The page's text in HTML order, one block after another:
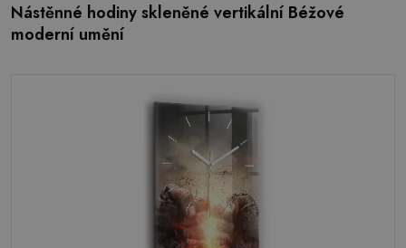
Nástěnné hodiny skleněné vertikální Béžové
moderní umění